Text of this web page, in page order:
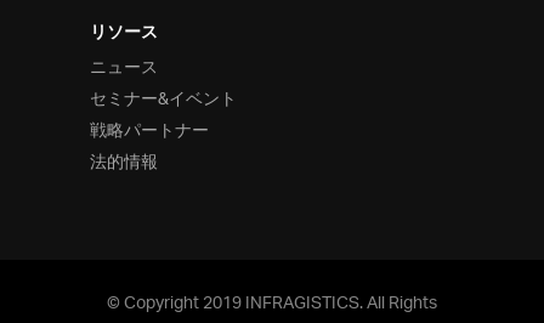
リソース
ニュース
セミナー&イベント
戦略パートナー
法的情報
© Copyright 2019 INFRAGISTICS. All Rights